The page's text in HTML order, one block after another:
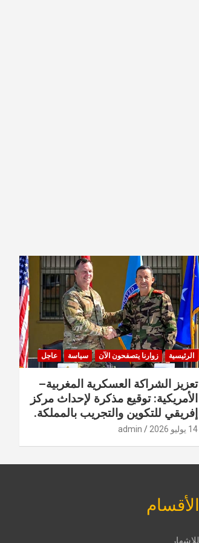
الرئيسية زوارنا يتصفحون الآن سياسة عاجل
تعزيز الشراكة العسكرية المغربية–
الأمريكية: توقيع مذكرة لإحداث مركز
إفريقي للتكوين والتجريب بالمملكة.
14 يوليو 2026 admin
الأقسام
للإشهار